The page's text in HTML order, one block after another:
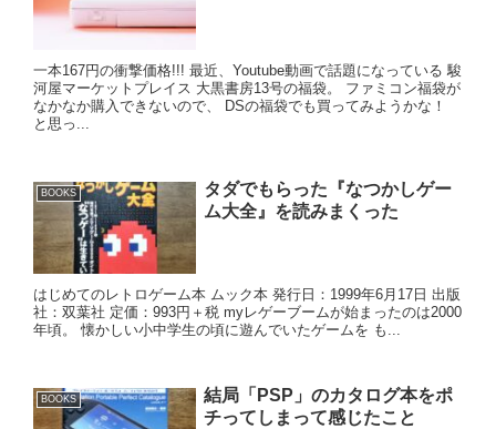
一本167円の衝撃価格!!! 最近、Youtube動画で話題になっている 駿
河屋マーケットプレイス 大黒書房13号の福袋。 ファミコン福袋が
なかなか購入できないので、 DSの福袋でも買ってみようかな！
と思っ...
BOOKS
タダでもらった『なつかしゲー
ム大全』を読みまくった
はじめてのレトロゲーム本 ムック本 発行日：1999年6月17日 出版
社：双葉社 定価：993円＋税 myレゲーブームが始まったのは2000
年頃。 懐かしい小中学生の頃に遊んでいたゲームを も...
BOOKS
結局「PSP」のカタログ本をポ
チってしまって感じたこと